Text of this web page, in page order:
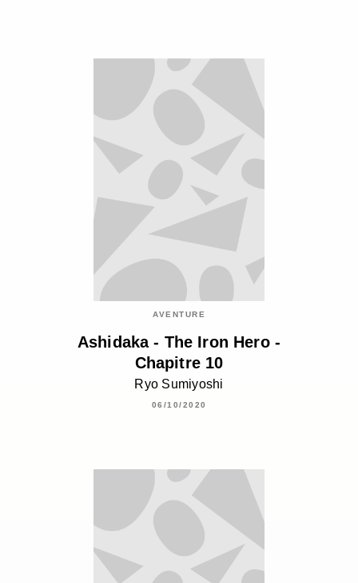
AVENTURE
Ashidaka - The Iron Hero -
Chapitre 10
Ryo Sumiyoshi
06/10/2020